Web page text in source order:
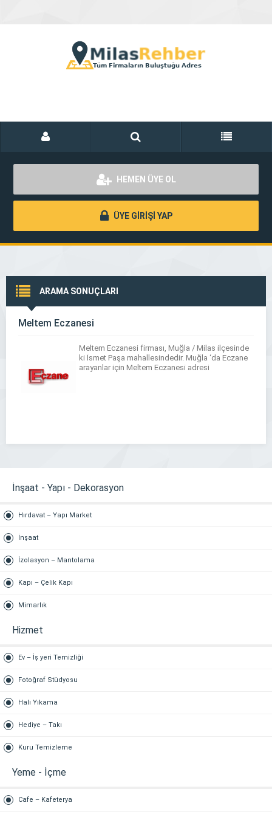
HEMEN ÜYE OL
ÜYE GİRİŞİ YAP
ARAMA SONUÇLARI
Meltem Eczanesi
Meltem Eczanesi firması, Muğla / Milas ilçesinde
ki İsmet Paşa mahallesindedir. Muğla ‘da Eczane
arayanlar için Meltem Eczanesi adresi
İnşaat - Yapı - Dekorasyon
Hırdavat – Yapı Market
İnşaat
İzolasyon – Mantolama
Kapı – Çelik Kapı
Mimarlık
Hizmet
Ev – İş yeri Temizliği
Fotoğraf Stüdyosu
Halı Yıkama
Hediye – Takı
Kuru Temizleme
Yeme - İçme
Cafe – Kafeterya